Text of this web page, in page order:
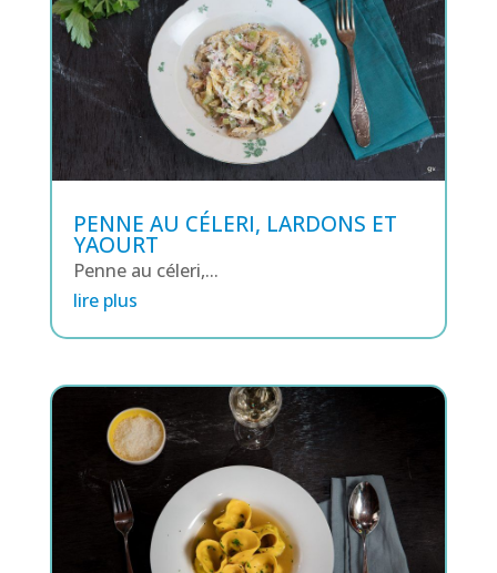
PENNE AU CÉLERI, LARDONS ET
YAOURT
Penne au céleri,...
lire plus